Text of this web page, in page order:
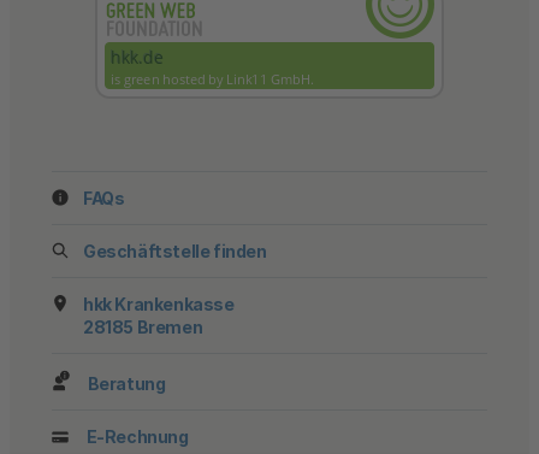
FAQs
Geschäftstelle finden
hkk Krankenkasse
28185 Bremen
Beratung
E-Rechnung